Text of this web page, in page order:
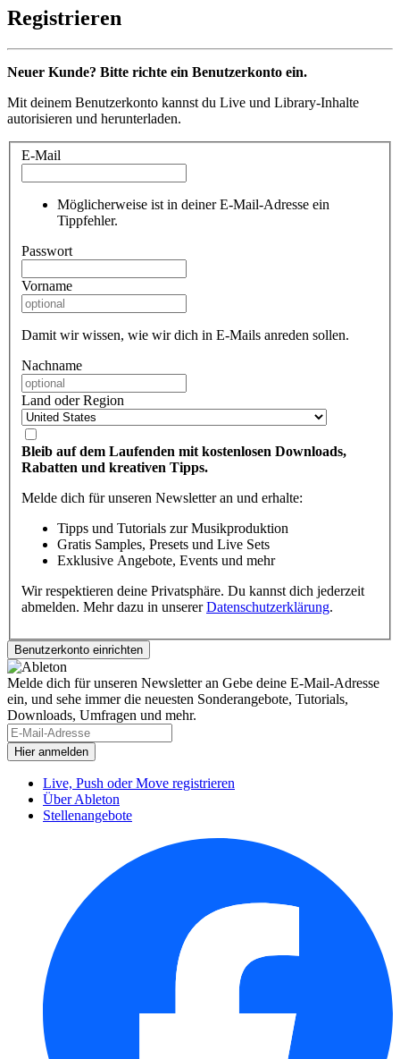
Registrieren
Neuer Kunde? Bitte richte ein Benutzerkonto ein.
Mit deinem Benutzerkonto kannst du Live und Library-Inhalte
autorisieren und herunterladen.
E-Mail
Möglicherweise ist in deiner E-Mail-Adresse ein
Tippfehler.
Passwort
Vorname
Damit wir wissen, wie wir dich in E-Mails anreden sollen.
Nachname
Land oder Region
Bleib auf dem Laufenden mit kostenlosen Downloads,
Rabatten und kreativen Tipps.
Melde dich für unseren Newsletter an und erhalte:
Tipps und Tutorials zur Musikproduktion
Gratis Samples, Presets und Live Sets
Exklusive Angebote, Events und mehr
Wir respektieren deine Privatsphäre. Du kannst dich jederzeit
abmelden. Mehr dazu in unsererDatenschutzerklärung.
Melde dich für unseren Newsletter an Gebe deine E-Mail-Adresse
ein, und sehe immer die neuesten Sonderangebote, Tutorials,
Downloads, Umfragen und mehr.
Live, Push oder Move registrieren
Über Ableton
Stellenangebote